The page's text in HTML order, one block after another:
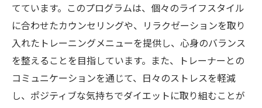
てています。このプログラムは、個々のライフスタイル
に合わせたカウンセリングや、リラクゼーションを取り
入れたトレーニングメニューを提供し、心身のバランス
を整えることを目指しています。また、トレーナーとの
コミュニケーションを通じて、日々のストレスを軽減
し、ポジティブな気持ちでダイエットに取り組むことが